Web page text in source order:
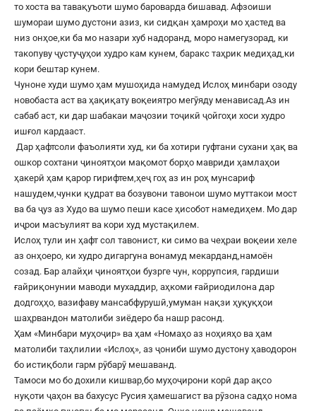
то хоста ва тавақуъоти шумо бароварда бишавад. Афзоиши
шумораи шумо дустони азиз, ки сидқан ҳамроҳи мо ҳастед ва
низ онҳое,ки ба мо назари хуб надоранд, моро намегузорад, ки
такопуву ҷустуҷуҳои худро кам кунем, баракс таҳрик медиҳад,ки
кори бештар кунем.
Чуноне худи шумо ҳам мушоҳида намудед Ислоҳ минбари озоду
новобаста аст ва ҳақиқату воқеиятро мегӯяду менависад.Аз ин
сабаб аст, ки дар шабакаи маҷозии тоҷикӣ ҷойгоҳи хоси худро
ишғол кардааст.
Дар ҳафтсоли фаъолияти худ, ки ба хотири гуфтани сухани ҳақ ва
ошкор сохтани ҷиноятҳои мақомот борҳо мавриди ҳамлаҳои
ҳакерӣ ҳам қарор гирифтем,ҳеҷ гоҳ аз ин роҳ мунсариф
нашудем,чунки қудрат ва бозувони тавонои шумо муттакои мост
ва ба ҷуз аз Худо ва шумо пеши касе ҳисобот намедиҳем. Мо дар
иҷрои масъулият ва кори худ мустақилем.
Ислоҳ тули ин ҳафт сол тавонист, ки симо ва чеҳраи воқеии хеле
аз онҳоеро, ки худро дигаргуна вонамуд мекарданд,намоён
созад. Бар алайҳи ҷиноятҳои бузрге чун, коррупсия, гардиши
ғайриқонунии маводи мухаддир, аҳкоми ғайриодилона дар
додгоҳҳо, вазифаву мансабфурушӣ,умуман нақзи ҳуқуқҳои
шаҳрвандон матолиби зиёдеро ба нашр расонд.
Ҳам «Минбари муҳоҷир» ва ҳам «Номаҳо аз ноҳияҳо ва ҳам
матолиби таҳлилии «Ислоҳ», аз ҷониби шумо дустону ҳаводорон
бо истиқболи гарм рӯбарӯ мешаванд.
Тамоси мо бо дохили кишвар,бо муҳоҷирони корӣ дар ақсо
нуқоти ҷаҳон ва бахусус Русия ҳамешагист ва рӯзона садҳо нома